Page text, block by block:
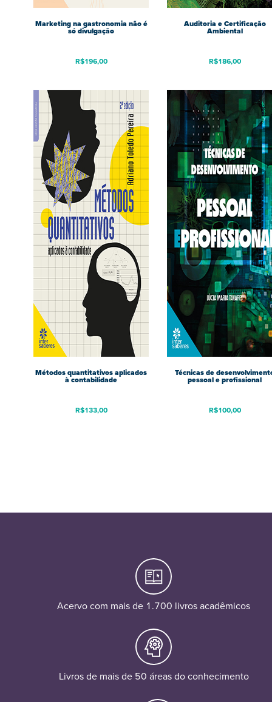
Marketing na gastronomia não é
só divulgação
R$196,00
Auditoria e Certificação
Ambiental
R$186,00
Métodos quantitativos aplicados
à contabilidade
R$133,00
Técnicas de
pessoal e profissional
R$100,00
Acervo com mais de 1.700 livros acadêmicos
Livros de mais de 50 áreas do conhecimento